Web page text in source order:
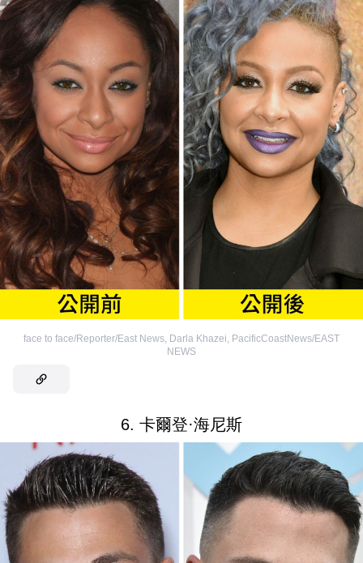
face to face/Reporter/East News, Darla Khazei, PacificCoastNews/EAST
NEWS
6. 卡爾登·海尼斯